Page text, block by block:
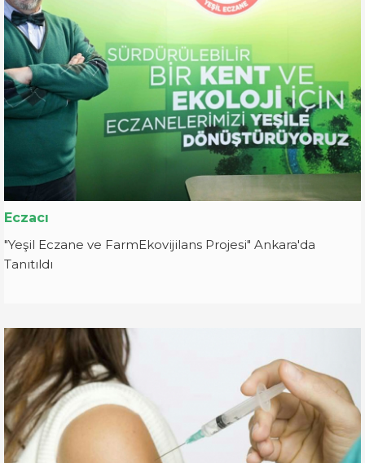
Eczacı
"Yeşil Eczane ve FarmEkovijilans Projesi" Ankara'da
Tanıtıldı